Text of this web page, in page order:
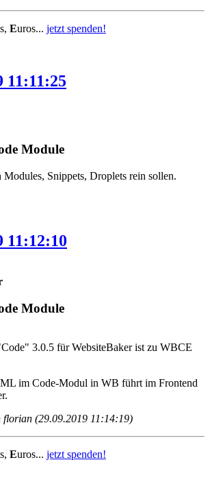
Euros... jetzt spenden!
11:11:25
Module
Snippets, Droplets rein sollen.
11:12:10
Module
3.0.5 für WebsiteBaker ist zu WBCE
im Code-Modul in WB führt im Frontend
florian (29.09.2019 11:14:19)
Euros... jetzt spenden!